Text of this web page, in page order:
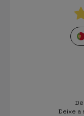
Deixe a